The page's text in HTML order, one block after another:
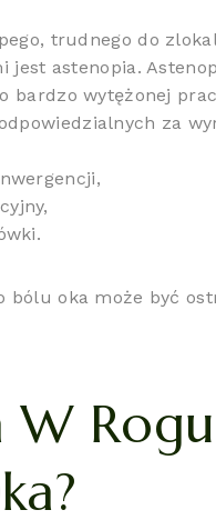
trudnego do
jest astenopia.
bardzo wytężonej
za
bólu oka może być
W